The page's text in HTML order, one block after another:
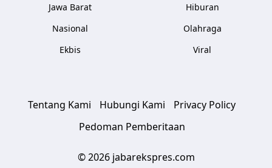
Jawa Barat
Nasional
Ekbis
Hiburan
Olahraga
Viral
Tentang Kami Hubungi Kami
Privacy Policy
Pedoman Pemberitaan
© 2026 jabarekspres.com